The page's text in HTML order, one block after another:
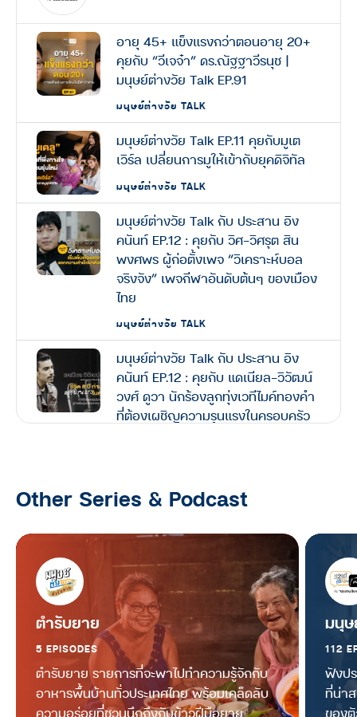
อายุ 45+ แข็งแรงกว่าตอนอายุ 20+
คุยกับ “วีเจจ๋า” ดร.ณัฐฐาวีรนุช |
มนุษย์ต่างวัย Talk EP.91
มนุษย์ต่างวัย TALK
มนุษย์ต่างวัย Talk EP.11 คุยกับมูเต
เวิร์ล เปลี่ยนการมูให้เข้ากับยุคดิจิทัล
มนุษย์ต่างวัย TALK
มนุษย์ต่างวัย Talk กับ ประสาน อิง
คนันท์ EP.12 : คุยกับ วิศ-วิศรุต สิน
พงศพร ผู้ก่อตั้งเพจ “วิเคราะห์บอล
จริงจัง” เพจกีฬาอันดับต้นๆ ของเมือง
ไทย
มนุษย์ต่างวัย TALK
มนุษย์ต่างวัย Talk กับ ประสาน อิง
คนันท์ EP.12 : คุยกับ แดเนียล-วิวัฒน์
วงศ์ ดูวา นักร้องลูกทุ่งเวทีไมค์ทองคำ
ที่ต้องเผชิญความรุนแรงในครอบครัว
มนุษย์ต่างวัย Talk กับ ประสาน อิง
ยานนท์ “หนุ่มเมืองจันท์” ประสบการณ์
มนุษย์ต่างวัย TALK
มนุษย์ต่างวัย Talk กับ ประสาน อิง
คนันท์ EP.10 : คุยกับ อ้อม-สุนิสา สุข
บุญสังข์ นิยามความสำเร็จเมื่อเติบโต
ขึ้น และเคล็ดลับ ‘วิชาใจเบา’ เพื่อ
เตรียมรับมือกับความเครียด
Other Series & Podcast
ตำรับยาย
5 EPISODES
ตำรับยาย รายการที่จะพาไปทำความรู้จักกับ
อาหารพื้นบ้านทั่วประเทศไทย พร้อมเคล็ดลับ
ความอร่อยที่ชวนนึกถึงกับข้าวฝีมือยาย
มนุ
112
ฟังป
ที่น่า
ของ